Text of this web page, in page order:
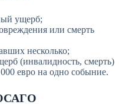
ущерб;
или смерть
несколько;
(инвалидность, смерть)
евро на одно собыние.